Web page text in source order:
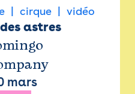
cirque vidéo
astres
mars